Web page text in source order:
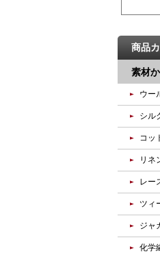
商品
素材
ウー
シル
コッ
リネ
レー
ツィ
ジャ
化学